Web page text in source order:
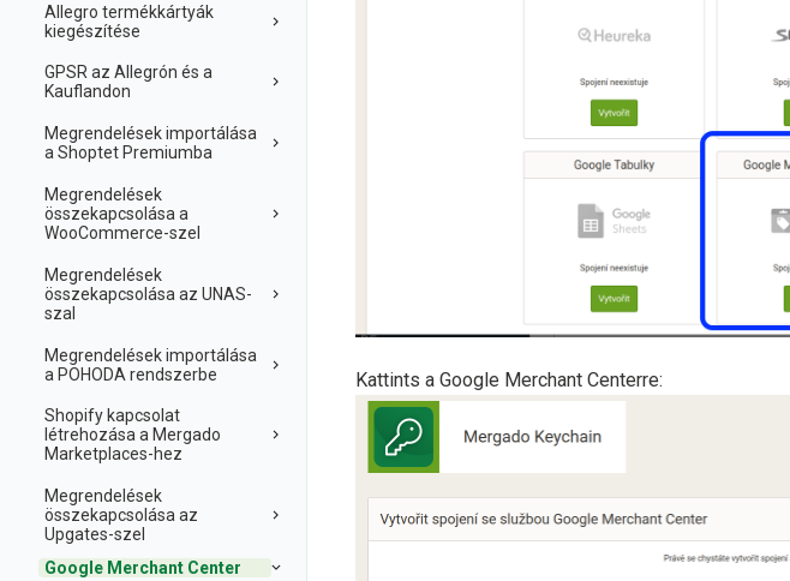
Allegro termékkártyák
kiegészítése
GPSR az Allegrón és a
Kauflandon
Megrendelések importálása
a Shoptet Premiumba
Megrendelések
összekapcsolása a
WooCommerce-szel
Megrendelések
összekapcsolása az UNAS-
szal
Megrendelések importálása
a POHODA rendszerbe
Shopify kapcsolat
létrehozása a Mergado
Marketplaces-hez
Megrendelések
összekapcsolása az
Upgates-szel
Google Merchant Center
Kattints a Google Merchant Centerre: